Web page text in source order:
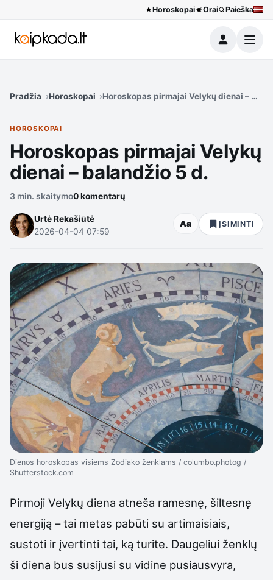
Horoskopai Orai Paieška
Meniu
Pradžia Horoskopai Horoskopas pirmajai Velykų dienai –
HOROSKOPAI
Horoskopas pirmajai Velykų
dienai – balandžio 5 d.
3 min. skaitymo0 komentarų
Urtė Rekašiūtė
2026-04-04 07:59
Aa ĮSIMINTI
Dienos horoskopas visiems Zodiako ženklams / columbo.photog /
Shutterstock.com
Pirmoji Velykų diena atneša ramesnę, šiltesnę
energiją – tai metas pabūti su artimaisiais,
sustoti ir įvertinti tai, ką turite. Daugeliui ženklų
ši diena bus susijusi su vidine pusiausvyra,